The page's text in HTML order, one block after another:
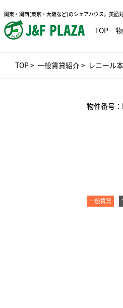
関東・関西(東京・大阪など)のシェアハウス。英語
TOP
TOP> 一般賃貸紹介> レニール
物件番号：
一般賃貸